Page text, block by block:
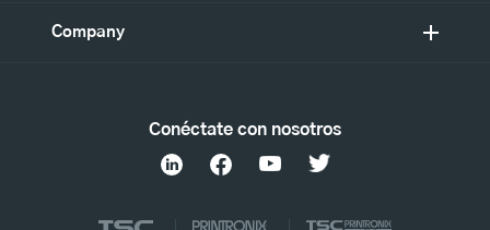
Company
Conéctate con nosotros